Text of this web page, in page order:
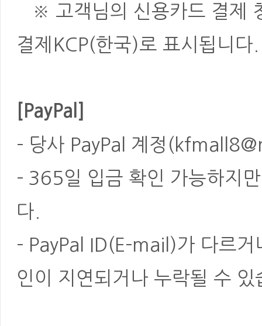
※ 고객님의 신용카드 결제
결제KCP(한국)로 표시됩니다.
[PayPal]
- 당사 PayPal 계정
- 365일 입금 확인 가능하지
다.
- PayPal ID(E-mail)가 다르
인이 지연되거나 누락될 수 있